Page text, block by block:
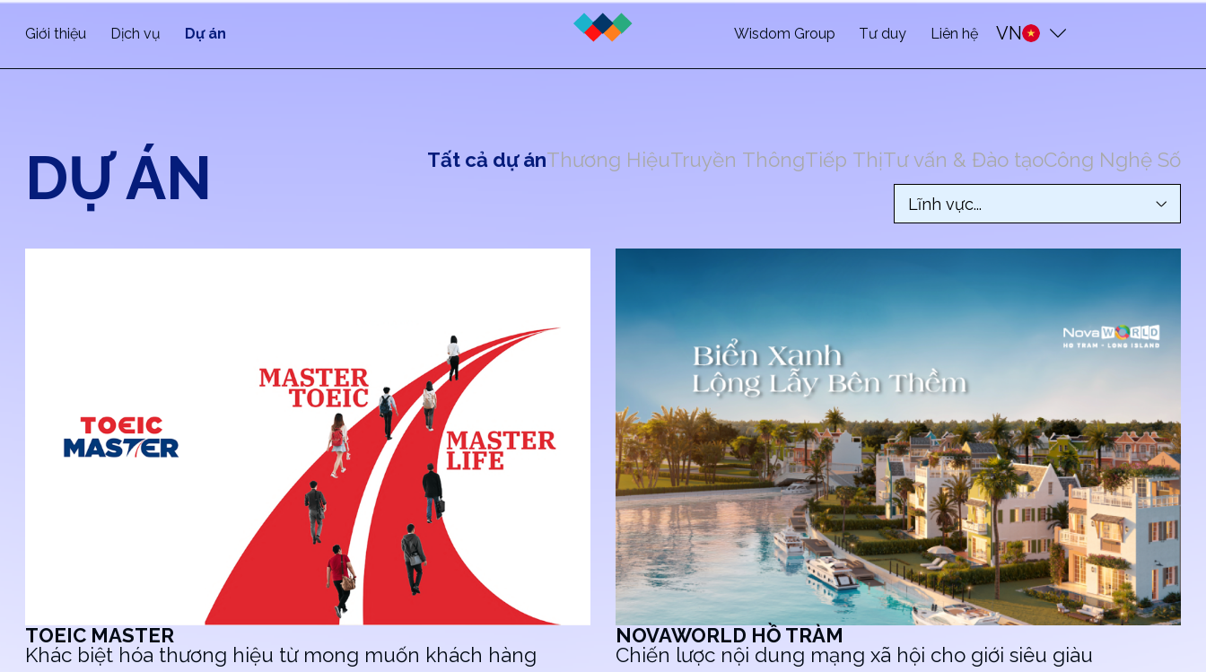
Giới thiệu Dịch vụ Dự án Wisdom Group Tư duy Liên hệ VN
DỰ ÁN Thương HiệuTruyền ThôngTiếp ThịTư vấn & Đào tạoCông Nghệ Số
Tất cả dự án
Lĩnh vực...
TOEIC MASTER
Khác biệt hóa thương hiệu từ mong muốn khách hàng
NOVAWORLD HỒ TRÀM
Chiến lược nội dung mạng xã hội cho giới siêu giàu